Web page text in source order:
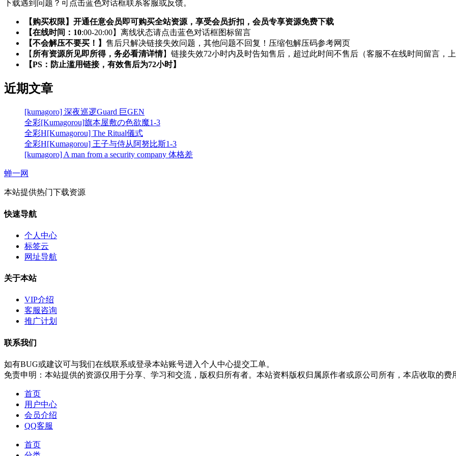
下载遇到问题？可点击蓝色对话框联系客服或反馈。
【购买权限】开通任意会员即可购买全站资源，享受会员折扣，会员专享资源免费下载
【在线时间：10:00-20:00】离线状态请点击蓝色对话框图标留言
【不会解压不要买！】 售后只解决链接失效问题，其他问题不回复！压缩包解压码参考网页
【 所有资源所见即所得，务必看清详情】链接失效72小时内及时告知售后，超过此时间不售后（客服不在线时间留言，上
【PS：防止滥用链接，有效售后为72小时】
近期文章
[kumagoro] 深夜巡逻Guard 巨GEN
全彩[Kumagorou]旗本屋敷の色欲魔1-3
全彩H[Kumagorou] The Ritual儀式
全彩H[Kumagorou] 王子与侍从阿努比斯1-3
[kumagoro] A man from a security company 体格差
蝉一网
本站提供热门下载资源
快速导航
个人中心
标签云
网址导航
关于本站
VIP介绍
客服咨询
推广计划
联系我们
如有BUG或建议可与我们在线联系或登录本站账号进入个人中心提交工单。
免责申明：本站提供的资源仅用于分享、学习和交流，版权归所有者。本站资料版权归属原作者或原公司所有，本店收取的费
首页
用户中心
会员介绍
QQ客服
首页